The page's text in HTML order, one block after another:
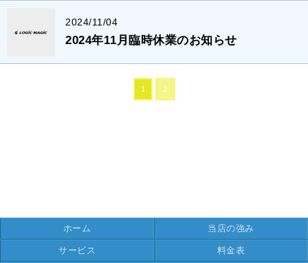
2024/11/04
2024年11月臨時休業のお知らせ
1 2
ホーム 当店の強み
サービス 料金表